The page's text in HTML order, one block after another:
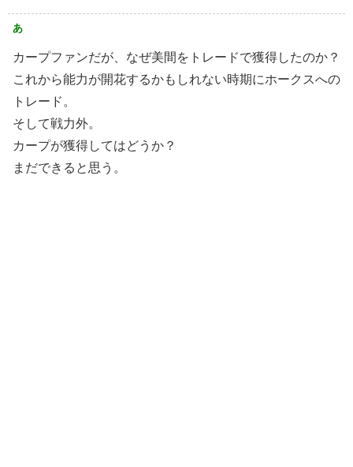
あ
カープファンだが、なぜ美間をトレードで獲得したのか？
これから能力が開花するかもしれない時期にホークスへの
トレード。
そして戦力外。
カープが獲得してはどうか？
まだできると思う。